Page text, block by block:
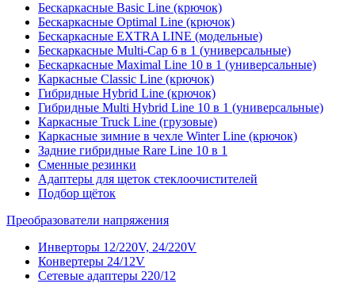
Бескаркасные Basic Line (крючок)
Бескаркасные Optimal Line (крючок)
Бескаркасные EXTRA LINE (модельные)
Бескаркасные Multi-Cap 6 в 1 (универсальные)
Бескаркасные Maximal Line 10 в 1 (универсальные)
Каркасные Classic Line (крючок)
Гибридные Hybrid Line (крючок)
Гибридные Multi Hybrid Line 10 в 1 (универсальные)
Каркасные Truck Line (грузовые)
Каркасные зимние в чехле Winter Line (крючок)
Задние гибридные Rare Line 10 в 1
Сменные резинки
Адаптеры для щеток стеклоочистителей
Подбор щёток
Преобразователи напряжения
Инверторы 12/220V, 24/220V
Конвертеры 24/12V
Сетевые адаптеры 220/12